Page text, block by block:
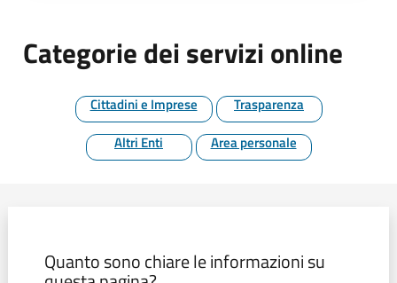
Categorie dei servizi online
Cittadini e Imprese
Trasparenza
Altri Enti
Area personale
Quanto sono chiare le informazioni su